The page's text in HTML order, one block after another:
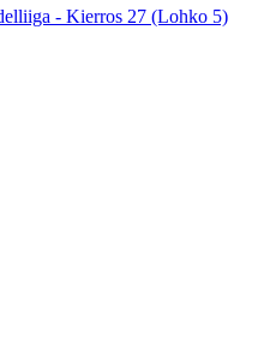
- Kierros 27 (Lohko 5)